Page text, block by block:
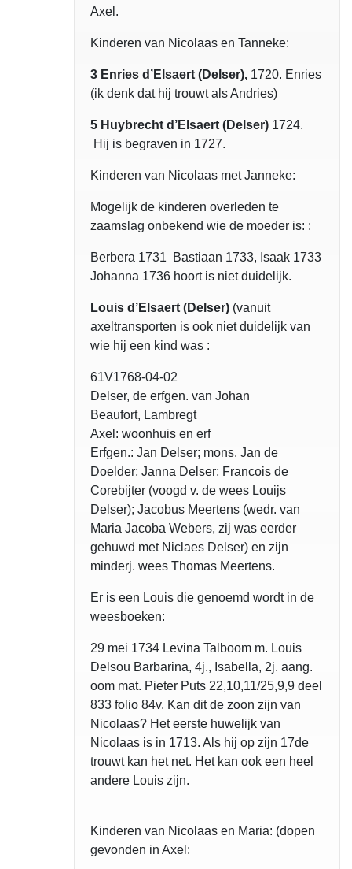
Axel.
Kinderen van Nicolaas en Tanneke:
3 Enries d’Elsaert (Delser), 1720. Enries
(ik denk dat hij trouwt als Andries)
5 Huybrecht d’Elsaert (Delser) 1724.
Hij is begraven in 1727.
Kinderen van Nicolaas met Janneke:
Mogelijk de kinderen overleden te
zaamslag onbekend wie de moeder is: :
Berbera 1731 Bastiaan 1733, Isaak 1733
Johanna 1736 hoort is niet duidelijk.
Louis d’Elsaert (Delser) (vanuit
axeltransporten is ook niet duidelijk van
wie hij een kind was :
61V1768-04-02
Delser, de erfgen. van Johan
Beaufort, Lambregt
Axel: woonhuis en erf
Erfgen.: Jan Delser; mons. Jan de
Doelder; Janna Delser; Francois de
Corebijter (voogd v. de wees Louijs
Delser); Jacobus Meertens (wedr. van
Maria Jacoba Webers, zij was eerder
gehuwd met Niclaes Delser) en zijn
minderj. wees Thomas Meertens.
Er is een Louis die genoemd wordt in de
weesboeken:
29 mei 1734 Levina Talboom m. Louis
Delsou Barbarina, 4j., Isabella, 2j. aang.
oom mat. Pieter Puts 22,10,11/25,9,9 deel
833 folio 84v. Kan dit de zoon zijn van
Nicolaas? Het eerste huwelijk van
Nicolaas is in 1713. Als hij op zijn 17de
trouwt kan het net. Het kan ook een heel
andere Louis zijn.
Kinderen van Nicolaas en Maria: (dopen
gevonden in Axel: